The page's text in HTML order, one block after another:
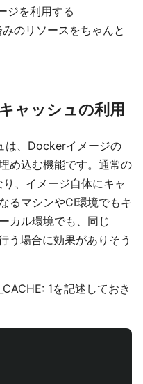
ジを利用する
のリソースをちゃんと
ャッシュの利用
は、Dockerイメージの
め込む機能です。通常の
、イメージ自体にキャ
るマシンやCI環境でもキ
カル環境でも、同じ
う場合に効果がありそう
1を記述しておき